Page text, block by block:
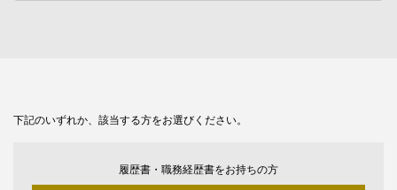
下記のいずれか、該当する方をお選びください。
履歴書・職務経歴書をお持ちの方